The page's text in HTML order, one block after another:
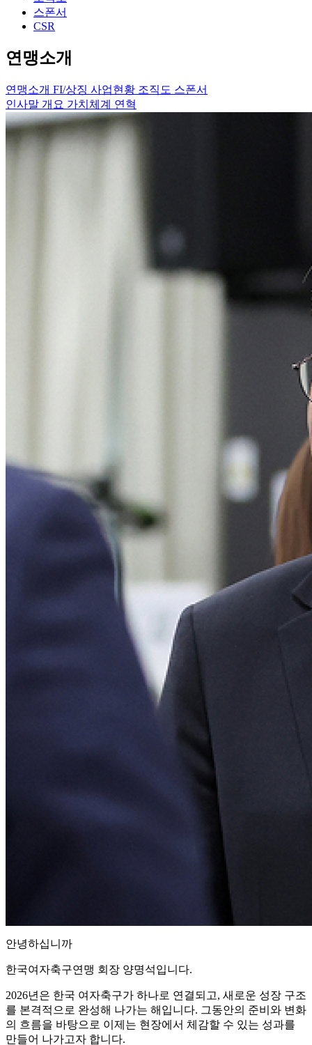
스폰서
CSR
연맹소개
연맹소개 FI/상징 사업현황 조직도 스폰서
인사말 개요 가치체계 연혁
안녕하십니까
한국여자축구연맹 회장 양명석입니다.
2026년은 한국 여자축구가 하나로 연결되고, 새로운 성장 구조
를 본격적으로 완성해 나가는 해입니다. 그동안의 준비와 변화
의 흐름을 바탕으로 이제는 현장에서 체감할 수 있는 성과를
만들어 나가고자 합니다.